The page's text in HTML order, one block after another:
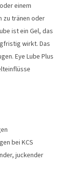
einem
zu tränen oder
ist ein Gel, das
wirkt. Das
Eye Lube Plus
bei KCS
juckender